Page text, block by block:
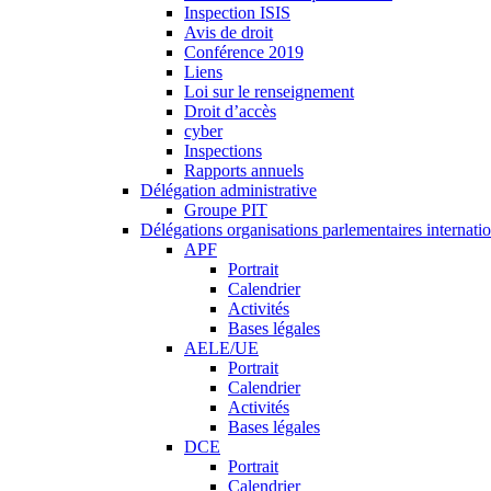
Inspection ISIS
Avis de droit
Conférence 2019
Liens
Loi sur le renseignement
Droit d’accès
cyber
Inspections
Rapports annuels
Délégation administrative
Groupe PIT
Délégations organisations parlementaires
APF
Portrait
Calendrier
Activités
Bases légales
AELE/UE
Portrait
Calendrier
Activités
Bases légales
DCE
Portrait
Calendrier